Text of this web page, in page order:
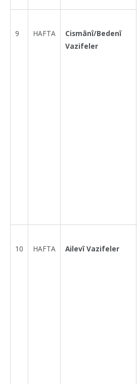
9 HAFTA
Cismânî/Bedenî
Vazifeler
10 HAFTA Ailevî Vazifeler